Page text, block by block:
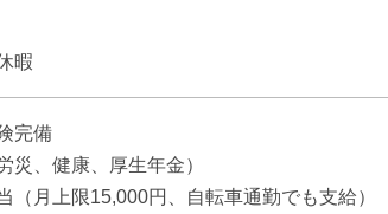
暇
完備
災、健康、厚生年金）
（月上限15,000円、自転車通勤でも支給）